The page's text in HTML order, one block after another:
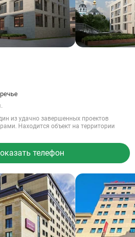
из удачно завершенных проектов
Находится объект на территории
телефон